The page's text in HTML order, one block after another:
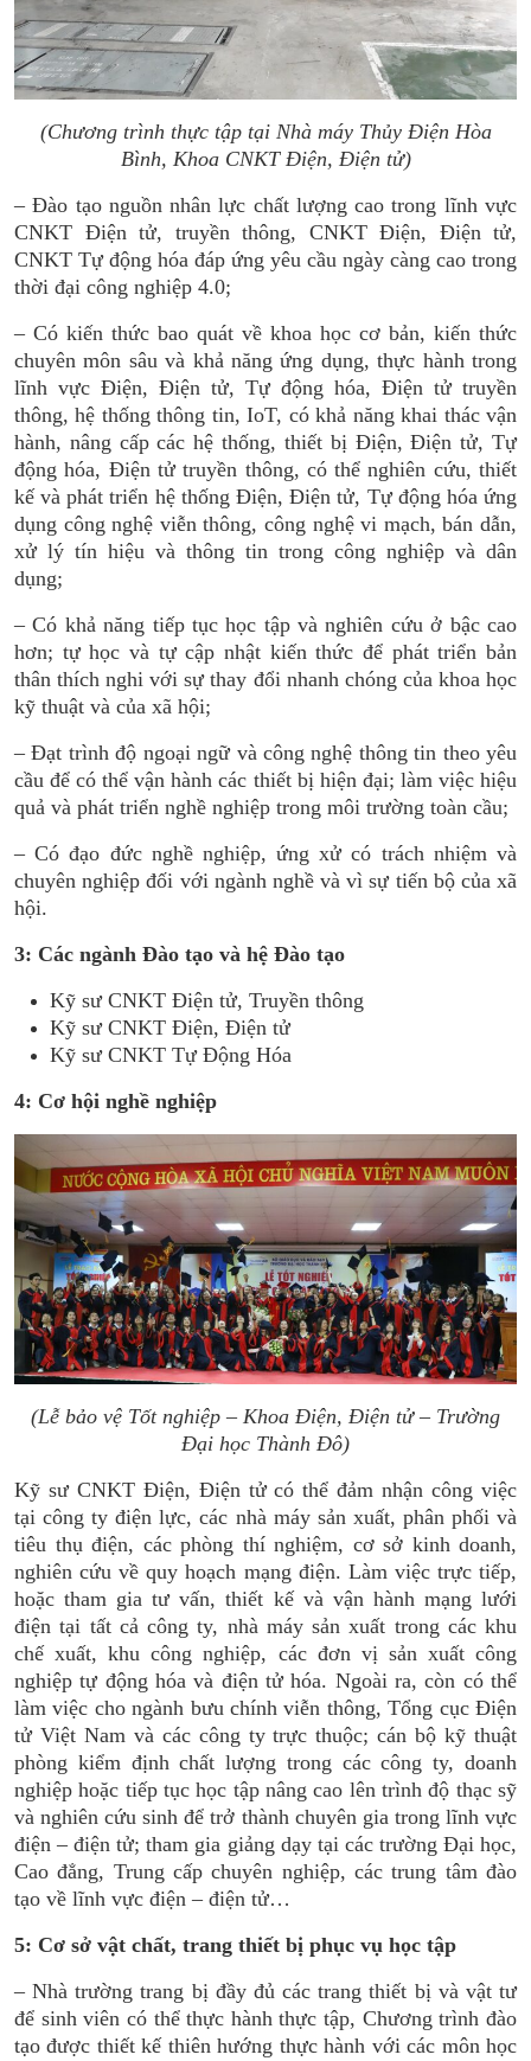
(Chương trình thực tập tại Nhà máy Thủy Điện Hòa
Bình, Khoa CNKT Điện, Điện tử)
– Đào tạo nguồn nhân lực chất lượng cao trong lĩnh vực
CNKT Điện tử, truyền thông, CNKT Điện, Điện tử,
CNKT Tự động hóa đáp ứng yêu cầu ngày càng cao trong
thời đại công nghiệp 4.0;
– Có kiến thức bao quát về khoa học cơ bản, kiến thức
chuyên môn sâu và khả năng ứng dụng, thực hành trong
lĩnh vực Điện, Điện tử, Tự động hóa, Điện tử truyền
thông, hệ thống thông tin, IoT, có khả năng khai thác vận
hành, nâng cấp các hệ thống, thiết bị Điện, Điện tử, Tự
động hóa, Điện tử truyền thông, có thể nghiên cứu, thiết
kế và phát triển hệ thống Điện, Điện tử, Tự động hóa ứng
dụng công nghệ viễn thông, công nghệ vi mạch, bán dẫn,
xử lý tín hiệu và thông tin trong công nghiệp và dân
dụng;
– Có khả năng tiếp tục học tập và nghiên cứu ở bậc cao
hơn; tự học và tự cập nhật kiến thức để phát triển bản
thân thích nghi với sự thay đổi nhanh chóng của khoa học
kỹ thuật và của xã hội;
– Đạt trình độ ngoại ngữ và công nghệ thông tin theo yêu
cầu để có thể vận hành các thiết bị hiện đại; làm việc hiệu
quả và phát triển nghề nghiệp trong môi trường toàn cầu;
– Có đạo đức nghề nghiệp, ứng xử có trách nhiệm và
chuyên nghiệp đối với ngành nghề và vì sự tiến bộ của xã
hội.
3: Các ngành Đào tạo và hệ Đào tạo
Kỹ sư CNKT Điện tử, Truyền thông
Kỹ sư CNKT Điện, Điện tử
Kỹ sư CNKT Tự Động Hóa
4: Cơ hội nghề nghiệp
(Lễ bảo vệ Tốt nghiệp – Khoa Điện, Điện tử – Trường
Đại học Thành Đô)
Kỹ sư CNKT Điện, Điện tửcó thể đảm nhận công việc
tại công ty điện lực, các nhà máy sản xuất, phân phối và
tiêu thụ điện, các phòng thí nghiệm, cơ sở kinh doanh,
nghiên cứu về quy hoạch mạng điện. Làm việc trực tiếp,
hoặc tham gia tư vấn, thiết kế và vận hành mạng lưới
điện tại tất cả công ty, nhà máy sản xuất trong các khu
chế xuất, khu công nghiệp, các đơn vị sản xuất công
nghiệp tự động hóa và điện tử hóa. Ngoài ra, còn có thể
làm việc cho ngành bưu chính viễn thông, Tổng cục Điện
tử Việt Nam và các công ty trực thuộc; cán bộ kỹ thuật
phòng kiểm định chất lượng trong các công ty, doanh
nghiệp hoặc tiếp tục học tập nâng cao lên trình độ thạc sỹ
và nghiên cứu sinh để trở thành chuyên gia trong lĩnh vực
điện – điện tử; tham gia giảng dạy tại các trường Đại học,
Cao đẳng, Trung cấp chuyên nghiệp, các trung tâm đào
tạo về lĩnh vực điện – điện tử…
5: Cơ sở vật chất, trang thiết bị phục vụ học tập
– Nhà trường trang bị đầy đủ các trang thiết bị và vật tư
để sinh viên có thể thực hành thực tập, Chương trình đào
tạo được thiết kế thiên hướng thực hành với các môn học